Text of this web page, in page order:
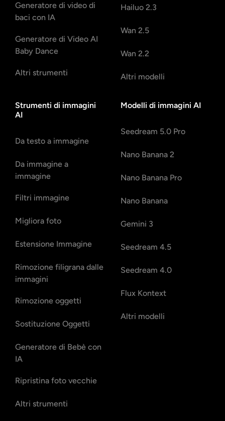
Generatore di video di
baci con IA
Generatore di Video AI
Baby Dance
Altri strumenti
Hailuo 2.3
Wan 2.5
Wan 2.2
Altri modelli
Strumenti di immagini
AI
Da testo a immagine
Da immagine a
immagine
Filtri immagine
Migliora foto
Estensione Immagine
Rimozione filigrana dalle
immagini
Rimozione oggetti
Sostituzione Oggetti
Generatore di Bebè con
IA
Ripristina foto vecchie
Altri strumenti
Modelli di immagini AI
Seedream 5.0 Pro
Nano Banana 2
Nano Banana Pro
Nano Banana
Gemini 3
Seedream 4.5
Seedream 4.0
Flux Kontext
Altri modelli